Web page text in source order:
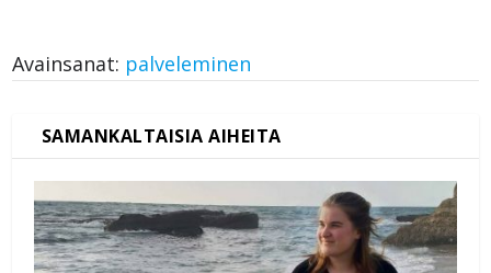
Avainsanat: palveleminen